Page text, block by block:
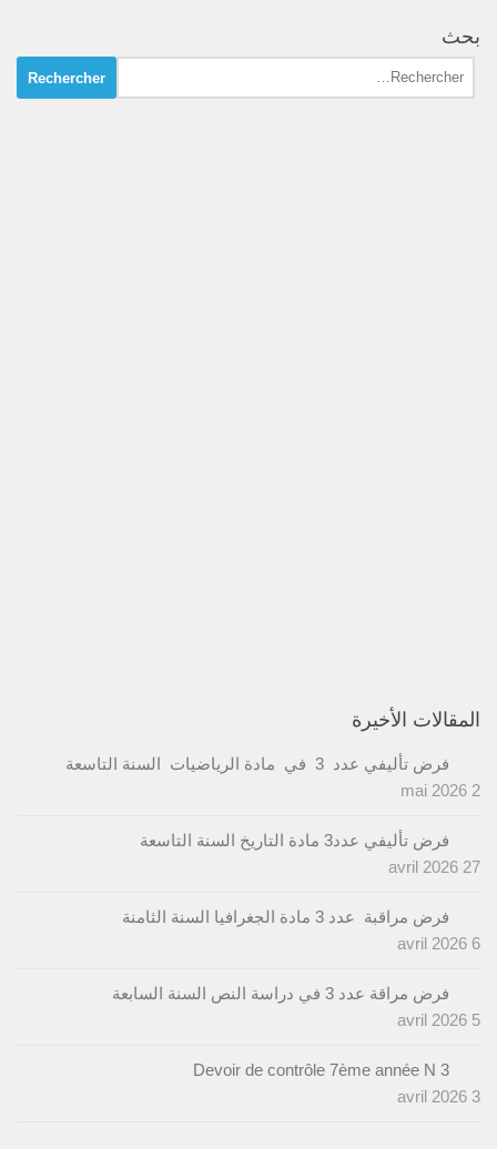
بحث
Rechercher :
المقالات الأخيرة
فرض تأليفي عدد 3 في مادة الرياضيات السنة التاسعة
2 mai 2026
فرض تأليفي عدد3 مادة التاريخ السنة التاسعة
27 avril 2026
فرض مراقبة عدد 3 مادة الجغرافيا السنة الثامنة
6 avril 2026
فرض مراقة عدد 3 في دراسة النص السنة السابعة
5 avril 2026
Devoir de contrôle 7ème année N 3
3 avril 2026